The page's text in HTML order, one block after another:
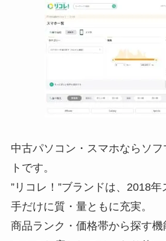
中古パソコン・スマホならソ
トです。
”リコレ！”ブランドは、2018
手だけに質・量ともに充実。
商品ランク・価格帯から探す機